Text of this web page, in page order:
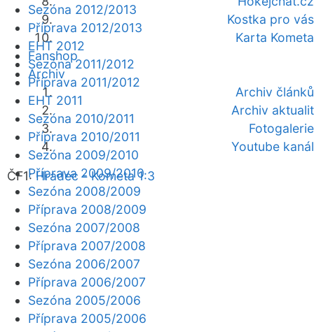
Kostka pro vás
Karta Kometa
Fanshop
Archiv
Archiv článků
Archiv aktualit
Fotogalerie
Youtube kanál
ČF1:Hradec - Kometa 1:3
Sezóna 2012/2013
Příprava 2012/2013
EHT 2012
Sezóna 2011/2012
Příprava 2011/2012
EHT 2011
Sezóna 2010/2011
Příprava 2010/2011
Sezóna 2009/2010
Příprava 2009/2010
Sezóna 2008/2009
Příprava 2008/2009
Sezóna 2007/2008
Příprava 2007/2008
Sezóna 2006/2007
Příprava 2006/2007
Sezóna 2005/2006
Příprava 2005/2006